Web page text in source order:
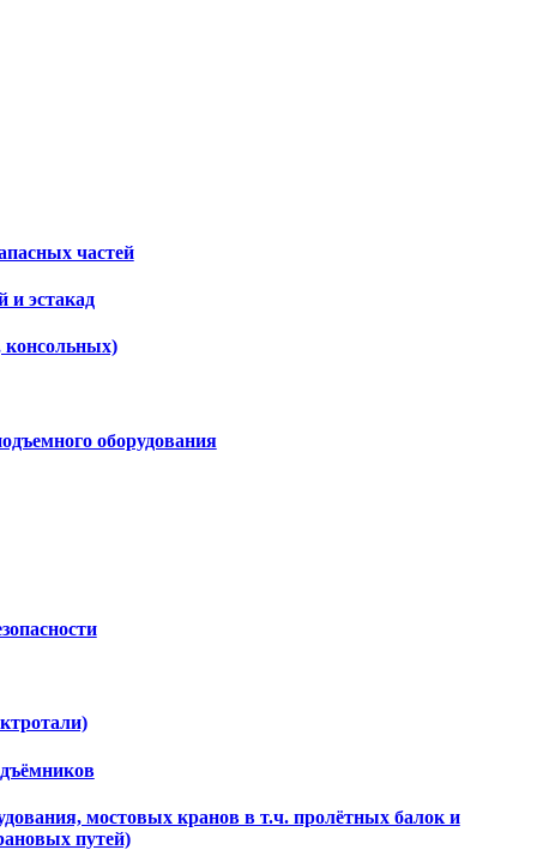
частей
и эстакад
консольных)
оборудования
мостовых кранов в т.ч. пролётных балок и
путей)